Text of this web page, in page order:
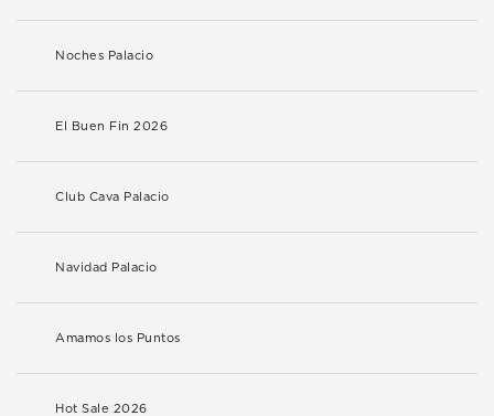
Noches Palacio
El Buen Fin 2026
Club Cava Palacio
Navidad Palacio
Amamos los Puntos
Hot Sale 2026